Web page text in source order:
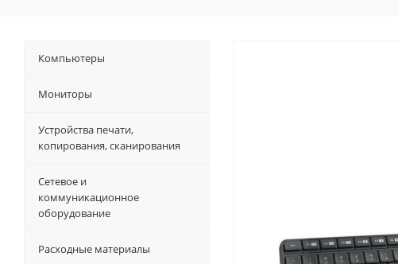
Компьютеры
Мониторы
Устройства печати,
копирования, сканирования
Сетевое и
коммуникационное
оборудование
Расходные материалы